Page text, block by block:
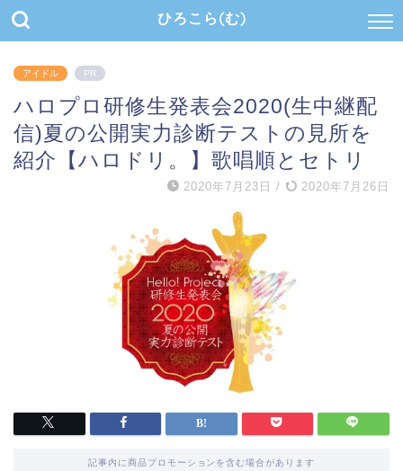
ひろこら(む)
アイドル PR
ハロプロ研修生発表会2020(生中継配
信)夏の公開実力診断テストの見所を
紹介【ハロドリ。】歌唱順とセトリ
2020年7月23日 / 2020年7月26日
記事内に商品プロモーションを含む場合があります